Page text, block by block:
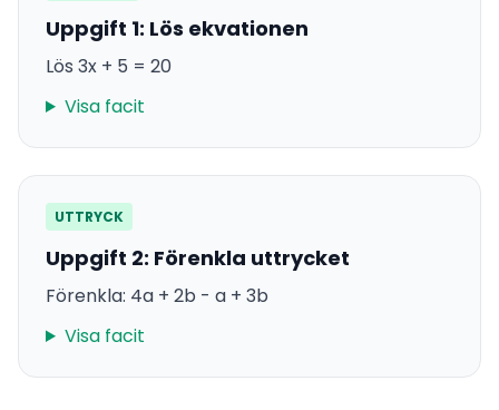
Uppgift 1: Lös ekvationen
Lös 3x + 5 = 20
Visa facit
UTTRYCK
Uppgift 2: Förenkla uttrycket
Förenkla: 4a + 2b - a + 3b
Visa facit